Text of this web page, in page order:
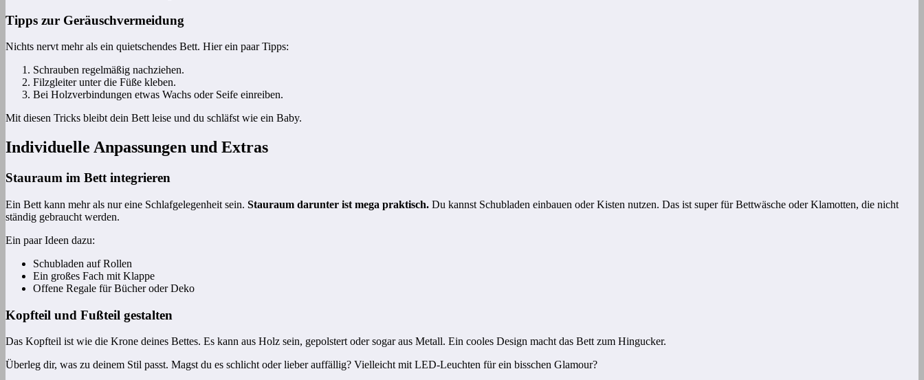
Tipps zur Geräuschvermeidung
Nichts nervt mehr als ein quietschendes Bett. Hier ein paar Tipps:
Schrauben regelmäßig nachziehen.
Filzgleiter unter die Füße kleben.
Bei Holzverbindungen etwas Wachs oder Seife einreiben.
Mit diesen Tricks bleibt dein Bett leise und du schläfst wie ein Baby.
Individuelle Anpassungen und Extras
Stauraum im Bett integrieren
Ein Bett kann mehr als nur eine Schlafgelegenheit sein. Stauraum darunter ist mega praktisch. Du kannst Schubladen einbauen oder Kisten nutzen. Das ist super für Bettwäsche oder Klamotten, die nicht
ständig gebraucht werden.
Ein paar Ideen dazu:
Schubladen auf Rollen
Ein großes Fach mit Klappe
Offene Regale für Bücher oder Deko
Kopfteil und Fußteil gestalten
Das Kopfteil ist wie die Krone deines Bettes. Es kann aus Holz sein, gepolstert oder sogar aus Metall. Ein cooles Design macht das Bett zum Hingucker.
Überleg dir, was zu deinem Stil passt. Magst du es schlicht oder lieber auffällig? Vielleicht mit LED-Leuchten für ein bisschen Glamour?